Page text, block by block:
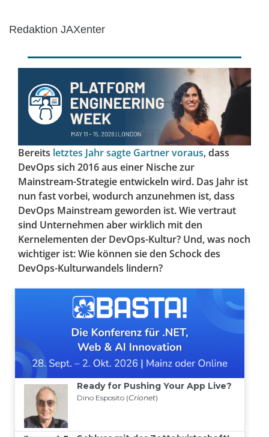
Redaktion JAXenter
Bereits letztes Jahr sagte Gartner voraus, dass
DevOps sich 2016 aus einer Nische zur
Mainstream-Strategie entwickeln wird. Das Jahr ist
nun fast vorbei, wodurch anzunehmen ist, dass
DevOps Mainstream geworden ist. Wie vertraut
sind Unternehmen aber wirklich mit den
Kernelementen der DevOps-Kultur? Und, was noch
wichtiger ist: Wie können sie den Schock des
DevOps-Kulturwandels lindern?